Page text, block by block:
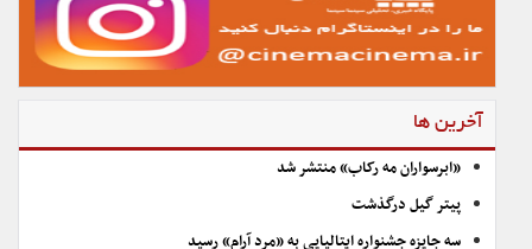
آخرین ها
«ابرسواران مه رکاب» منتشر شد
پیتر گیل درگذشت
سه جایزه جشنواره ایتالیایی به «مرد آرام» رسید